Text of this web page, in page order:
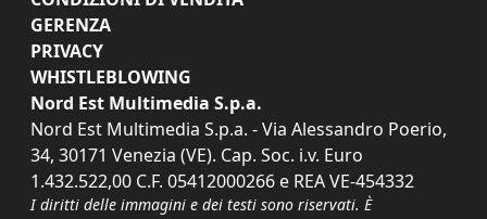
GERENZA
PRIVACY
WHISTLEBLOWING
Nord Est Multimedia S.p.a.
Nord Est Multimedia S.p.a. - Via Alessandro Poerio,
34, 30171 Venezia (VE). Cap. Soc. i.v. Euro
1.432.522,00 C.F. 05412000266 e REA VE-454332
I diritti delle immagini e dei testi sono riservati. È